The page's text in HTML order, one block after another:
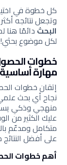
كل خطوة في
وتجعل نتائجه
البحثدائمًا هنا
لكل موضوع بحثي!
خطوات
مهارة
إتقان خطوات
نجاح أي بحث
منهجي وذكي
عليك الكثير من
متكامل ومدعّم
على أفضل
أهم خطوات